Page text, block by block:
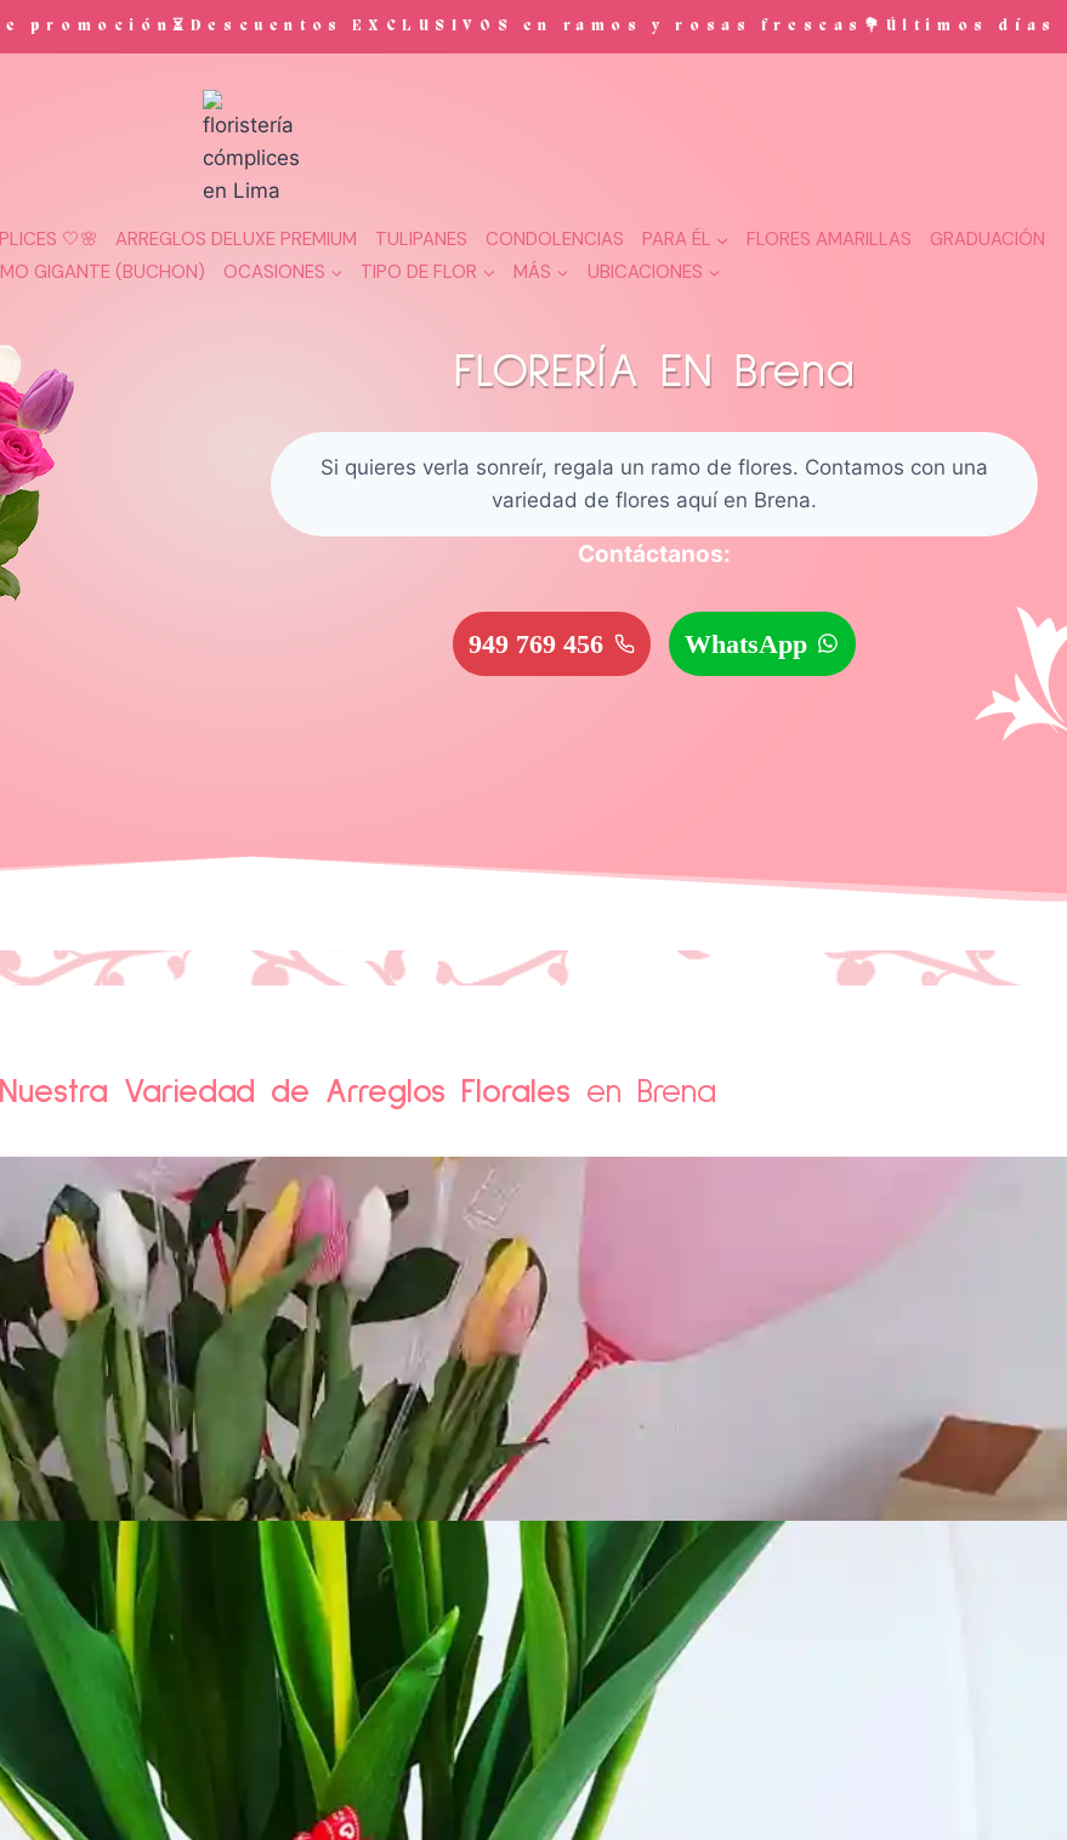
EXCLUSIVOS en ramos y rosas frescas💐Últimos días de
🤍🌸 ARREGLOS DELUXE PREMIUM TULIPANES CONDOLENCIAS PARA ÉL FLORES AMARILLAS
GRADUACIÓN
GIGANTE (BUCHON) OCASIONES TIPO DE FLOR MÁS UBICACIONES
FLORERÍA EN Brena
Si quieres verla sonreír, regala un ramo de flores. Contamos con una
variedad de flores aquí en Brena.
Contáctanos:
949 769 456 WhatsApp
girasoles y rosas
Variedad de Arreglos Florales en Brena